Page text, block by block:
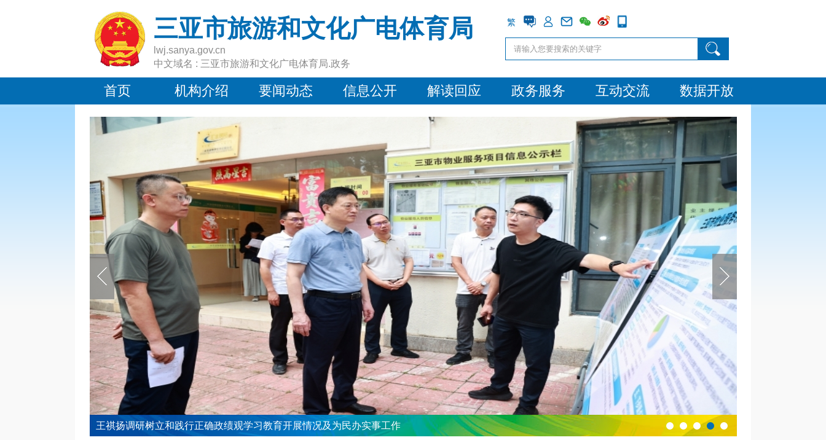
三亚市旅游和文化广电体育局
lwj.sanya.gov.cn
中文域名 : 三亚市旅游和文化广电体育局.政务
繁
首页 机构介绍 要闻动态 信息公开 解读回应 政务服务 互动交流 数据开放
王祺扬调研树立和践行正确政绩观学习教育开展情况及为民办实事工作